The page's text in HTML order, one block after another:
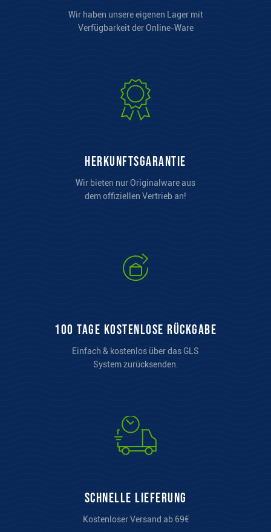
Wir haben unsere eigenen Lager mit
Verfügbarkeit der Online-Ware
Herkunftsgarantie
Wir bieten nur Originalware aus
dem offiziellen Vertrieb an!
100 Tage kostenlose Rückgabe
Einfach & kostenlos über das GLS
System zurücksenden.
Schnelle Lieferung
Kostenloser Versand ab 69€